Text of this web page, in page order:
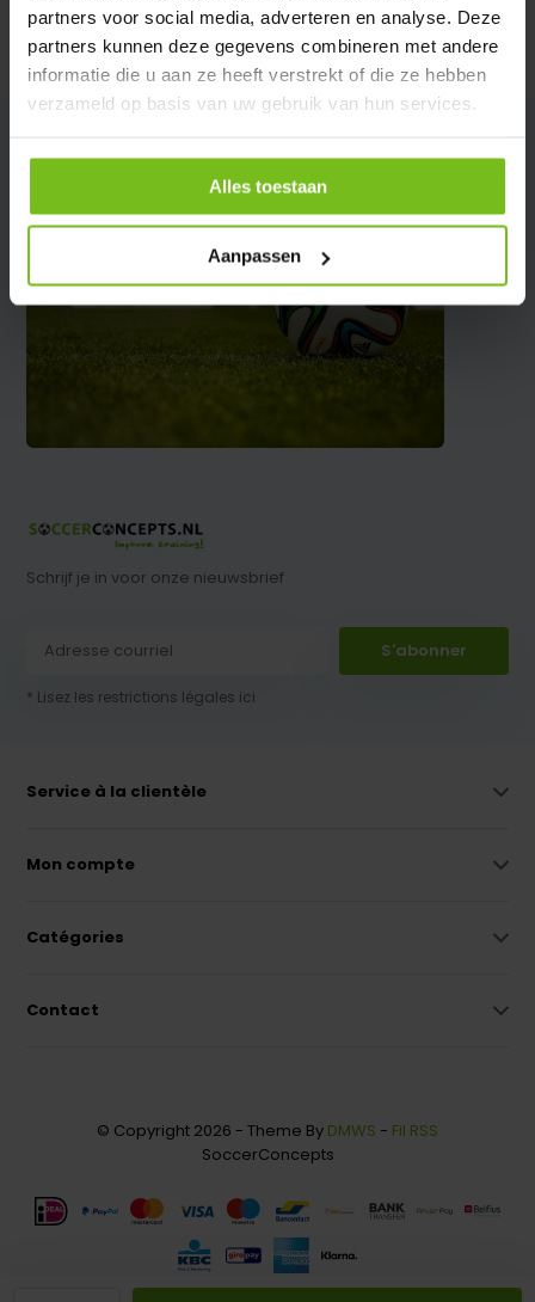
partners voor social media, adverteren en analyse. Deze
partners kunnen deze gegevens combineren met andere
informatie die u aan ze heeft verstrekt of die ze hebben
verzameld op basis van uw gebruik van hun services.
Alles toestaan
Aanpassen
Partager
Schrijf je in voor onze nieuwsbrief
S'abonner
* Lisez les restrictions légales ici
Service à la clientèle
Mon compte
Catégories
Contact
© Copyright 2026 - Theme By DMWS - Fil RSS
SoccerConcepts